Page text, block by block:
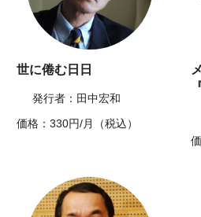
世に倦む日日
発行者：田中宏和
価格：330円/月（税込）